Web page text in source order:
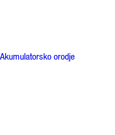
Akumulatorsko orodje